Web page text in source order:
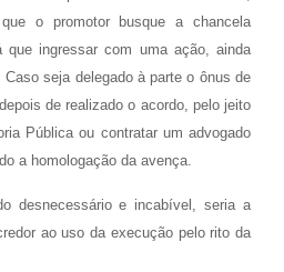
o promotor busque a chancela
ingressar com uma ação, ainda
seja delegado à parte o ônus de
de realizado o acordo, pelo jeito
Pública ou contratar um advogado
a homologação da avença.
desnecessário e incabível, seria a
ao uso da execução pelo rito da